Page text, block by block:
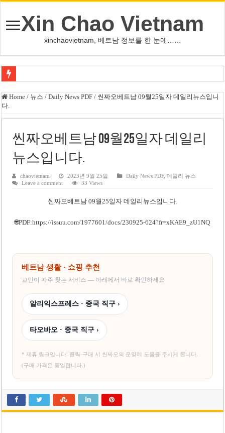
Xin Chao Vietnam
xinchaovietnam, 베트남 정보를 한 눈에……
사우디·튀르키예·파키스탄, 메카서 공동방위조약 체결
오픈AI, 차세대 AI ‘아스트라’ 출시 연기…사이버공격 위험 우려
U-17 여자배구 대표팀, 세계선수권 대만 3-1 제압 2연승
글로벌 정유시설 차질 속 K-정유, 에너지 안보 핵심 자산으로 재부상
美 법원, 리플렉팅 풀 훼손 용의자 공소기각…트럼프 ‘재고’ 촉구
사우디·튀르키예·파키스탄, 메카 공동방위조약 체결…수니파 안보동맹 출범
Home / 뉴스 / Daily News PDF / 씬짜오베트남 09월25일자 데일리뉴스입니
다.
씬짜오베트남 09월25일자 데일리
뉴스입니다.
chaovietnam 2023년 9월 25일 Daily News PDF,데일리 뉴스
Leave a comment
33 Views
씬짜오베트남 09월25일자 데일리뉴스입니다.
🌐PDF:https://issuu.com/1977601/docs/230925-624?fr=xKAE9_zU1NQ
베트남 생활 · 쇼핑 추천
교민이 자주 찾는 서비스 — 아래에서 바로 확인하세요
알리익스프레스 · 중국 직구 ›
타오바오 · 중국 직구 ›
* 제휴 링크입니다. 클릭·구매 시 씬짜오의 운영에 도움을 주시게 됩니다.
(구매 가격은 동일합니다.)